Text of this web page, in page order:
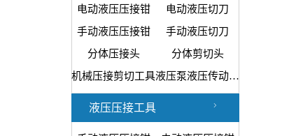
电动液压压接钳
电动液压切刀
手动液压压接钳
手动液压切刀
分体压接头
分体剪切头
机械压接剪切工具
液压泵液压传动装置
液压压接工具